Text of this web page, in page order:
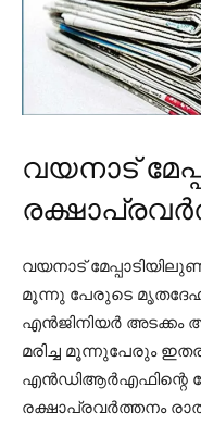
വയനാട്
വയനാട്
മൂന്നു പേരുടെ
എൻജിനിയർ അടക്കം
മരിച്ച മൂന്നുപേരും
എൻഡിആർഎഫിന്റെ
രക്ഷാപ്രവർത്തനം